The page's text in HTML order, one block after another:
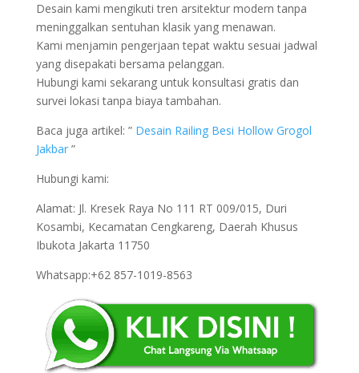
Desain kami mengikuti tren arsitektur modern tanpa
meninggalkan sentuhan klasik yang menawan.
Kami menjamin pengerjaan tepat waktu sesuai jadwal
yang disepakati bersama pelanggan.
Hubungi kami sekarang untuk konsultasi gratis dan
survei lokasi tanpa biaya tambahan.
Baca juga artikel: ” Desain Railing Besi Hollow Grogol
Jakbar”
Hubungi kami:
Alamat: Jl. Kresek Raya No 111 RT 009/015, Duri
Kosambi, Kecamatan Cengkareng, Daerah Khusus
Ibukota Jakarta 11750
Whatsapp:+62 857-1019-8563